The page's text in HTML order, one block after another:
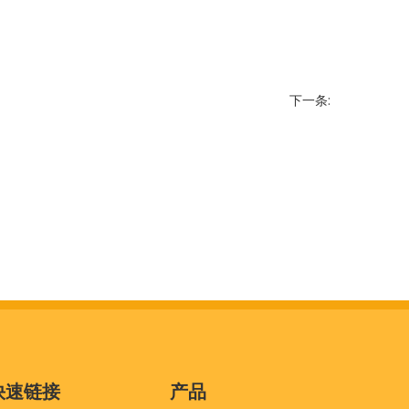
下一条:
速链接 产品